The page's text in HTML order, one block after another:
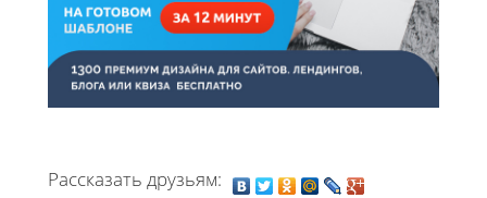
Рассказать друзьям: